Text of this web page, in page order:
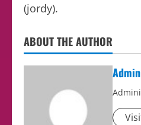
(jordy).
ABOUT THE AUTHOR
Admin